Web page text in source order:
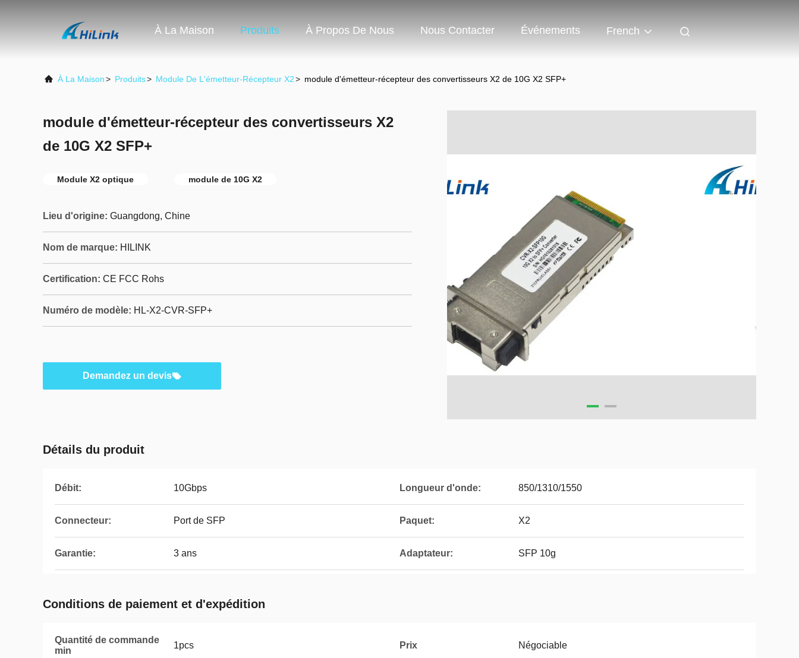
À La Maison Produits À Propos De Nous Nous Contacter Événements French
À La Maison> Produits> Module De L'émetteur-Récepteur X2> module d'émetteur-récepteur des convertisseurs X2 de 10G X2 SFP+
module d'émetteur-récepteur des convertisseurs X2
de 10G X2 SFP+
Module X2 optique module de 10G X2
Lieu d'origine: Guangdong, Chine
Nom de marque: HILINK
Certification: CE FCC Rohs
Numéro de modèle: HL-X2-CVR-SFP+
Demandez un devis
Détails du produit
Débit: 10Gbps Longueur d'onde: 850/1310/1550
Connecteur: Port de SFP Paquet: X2
Garantie: 3 ans Adaptateur: SFP 10g
Conditions de paiement et d'expédition
Quantité de commande
min
1pcs Prix Négociable